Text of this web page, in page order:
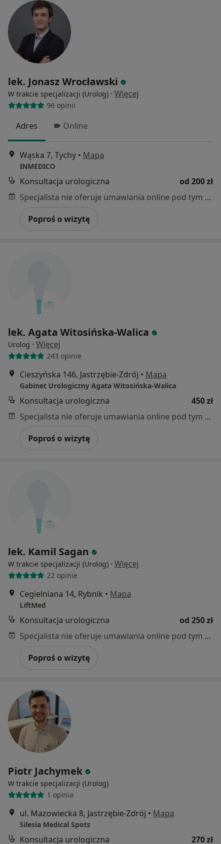
lek. Jonasz Wrocławski
W trakcie specjalizacji (Urolog) · Więcej
96 opinii
Adres Online
Wąska 7, Tychy • Mapa
INMEDICO
Konsultacja urologiczna
od 200 zł
Specjalista nie oferuje umawiania online pod tym adresem.
Poproś o wizytę
lek. Agata Witosińska-Walica
Urolog · Więcej
243 opinie
Cieszyńska 146, Jastrzębie-Zdrój • Mapa
Gabinet Urologiczny Agata Witosińska-Walica
Konsultacja urologiczna
450 zł
Specjalista nie oferuje umawiania online pod tym adresem.
Poproś o wizytę
lek. Kamil Sagan
W trakcie specjalizacji (Urolog) · Więcej
22 opinie
Cegielniana 14, Rybnik • Mapa
LiftMed
Konsultacja urologiczna
od 250 zł
Specjalista nie oferuje umawiania online pod tym adresem.
Poproś o wizytę
Piotr Jachymek
W trakcie specjalizacji (Urolog)
1 opinia
ul. Mazowiecka 8, Jastrzębie-Zdrój • Mapa
Silesia Medical Spots
Konsultacja urologiczna
270 zł